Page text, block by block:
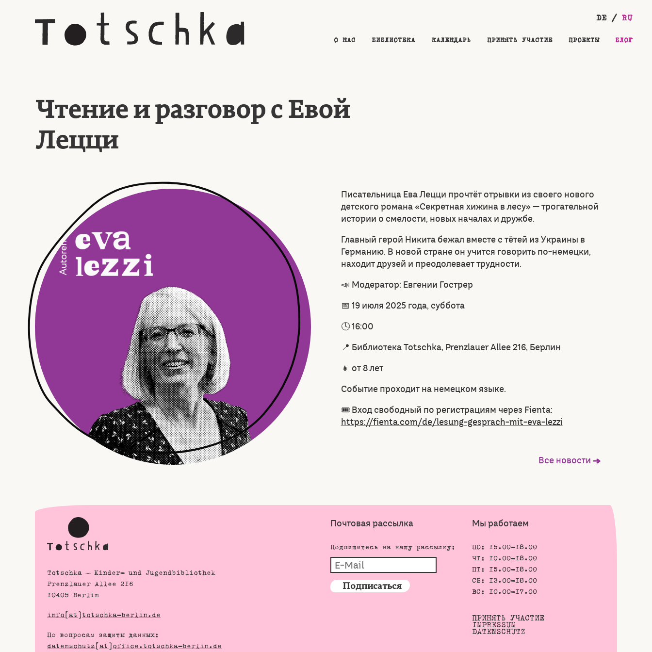
DE RU
О НАС БИБЛИОТЕКА КАЛЕНДАРЬ ПРИНЯТЬ УЧАСТИЕ ПРОЕКТЫ БЛОГ
Чтение и разговор с Евой
Лецци
Писательница Ева Лецци прочтёт отрывки из своего нового
детского романа «Секретная хижина в лесу» — трогательной
истории о смелости, новых началах и дружбе.
Главный герой Никита бежал вместе с тётей из Украины в
Германию. В новой стране он учится говорить по-немецки,
находит друзей и преодолевает трудности.
📣 Модератор: Евгении Гострер
📅 19 июля 2025 года, суббота
🕓 16:00
📍 Библиотека Totschka, Prenzlauer Allee 216, Берлин
👧 от 8 лет
Событие проходит на немецком языке.
🎟️ Вход свободный по регистрациям через Fienta:
https://fienta.com/de/lesung-gesprach-mit-eva-lezzi
Все новости
Totschka – Kinder- und Jugendbibliothek
Prenzlauer Allee 216
10405 Berlin
info[at]totschka-berlin.de
По вопросам защиты данных:
datenschutz[at]office.totschka-berlin.de
Почтовая рассылка
Подпишитесь на нашу рассылку:
Мы работаем
ПО: 15.00-18.00
ЧТ: 10.00-18.00
ПТ: 15.00-18.00
СБ: 13.00-18.00
ВС: 10.00-17.00
ПРИНЯТЬ УЧАСТИЕ
IMPRESSUM
DATENSCHUTZ